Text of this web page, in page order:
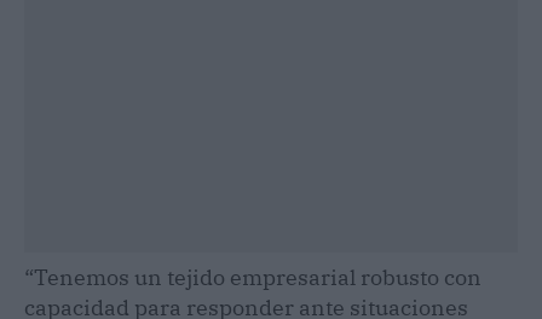
“Tenemos un tejido empresarial robusto con
capacidad para responder ante situaciones